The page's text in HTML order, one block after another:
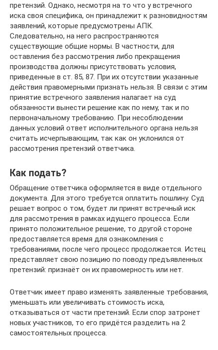
претензий. Однако, несмотря на то что у встречного
иска своя специфика, он принадлежит к разновидностям
заявлений, которые предусмотрены АПК.
Следовательно, на него распространяются
существующие общие нормы. В частности, для
оставления без рассмотрения либо прекращения
производства должны присутствовать условия,
приведенные в ст. 85, 87. При их отсутствии указанные
действия правомерными признать нельзя. В связи с этим
принятие встречного заявления налагает на суд
обязанности вынести решение как по нему, так и по
первоначальному требованию. При несоблюдении
данных условий ответ исполнительного органа нельзя
считать исчерпывающим, так как он уклонился от
рассмотрения претензий ответчика.
Как подать?
Обращение ответчика оформляется в виде отдельного
документа. Для этого требуется оплатить пошлину. Суд
решает вопрос о том, будет ли принят встречный иск
для рассмотрения в рамках идущего процесса. Если
принято положительное решение, то другой стороне
предоставляется время для ознакомления с
требованиями, после чего процесс продолжается. Истец
представляет свою позицию по поводу предъявленных
претензий: признаёт он их правомерность или нет.
Ответчик имеет право изменять заявленные требования,
уменьшать или увеличивать стоимость иска,
отказываться от части претензий. Если спор затронет
новых участников, то его придётся разделить на 2
самостоятельных процесса.